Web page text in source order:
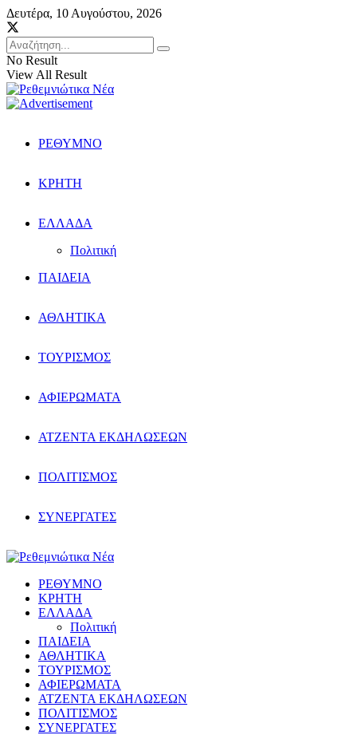
Δευτέρα, 10 Αυγούστου, 2026
No Result
View All Result
ΡΕΘΥΜΝΟ
ΚΡΗΤΗ
ΕΛΛΑΔΑ
Πολιτική
ΠΑΙΔΕΙΑ
ΑΘΛΗΤΙΚΑ
ΤΟΥΡΙΣΜΟΣ
ΑΦΙΕΡΩΜΑΤΑ
ΑΤΖΕΝΤΑ ΕΚΔΗΛΩΣΕΩΝ
ΠΟΛΙΤΙΣΜΟΣ
ΣΥΝΕΡΓΑΤΕΣ
ΡΕΘΥΜΝΟ
ΚΡΗΤΗ
ΕΛΛΑΔΑ
Πολιτική
ΠΑΙΔΕΙΑ
ΑΘΛΗΤΙΚΑ
ΤΟΥΡΙΣΜΟΣ
ΑΦΙΕΡΩΜΑΤΑ
ΑΤΖΕΝΤΑ ΕΚΔΗΛΩΣΕΩΝ
ΠΟΛΙΤΙΣΜΟΣ
ΣΥΝΕΡΓΑΤΕΣ